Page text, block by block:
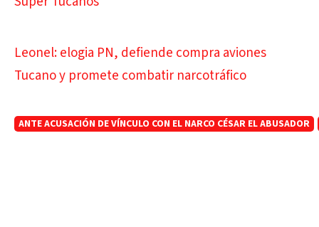
Leonel: elogia PN, defiende compra aviones
Tucano y promete combatir narcotráfico
ANTE ACUSACIÓN DE VÍNCULO CON EL NARCO CÉSAR EL ABUSADOR